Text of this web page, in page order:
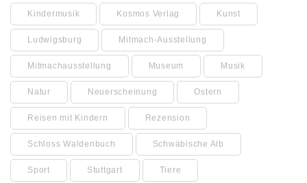
Kindermusik Kosmos Verlag Kunst
Ludwigsburg Mitmach-Ausstellung
Mitmachausstellung Museum Musik
Natur Neuerscheinung Ostern
Reisen mit Kindern Rezension
Schloss Waldenbuch Schwäbische Alb
Sport Stuttgart Tiere